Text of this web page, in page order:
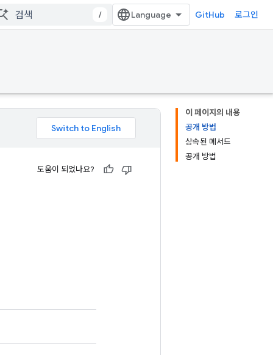
/ GitHub 로그인
이 페이지의 내용
공개 방법
상속된 메서드
공개 방법
도움이 되었나요?